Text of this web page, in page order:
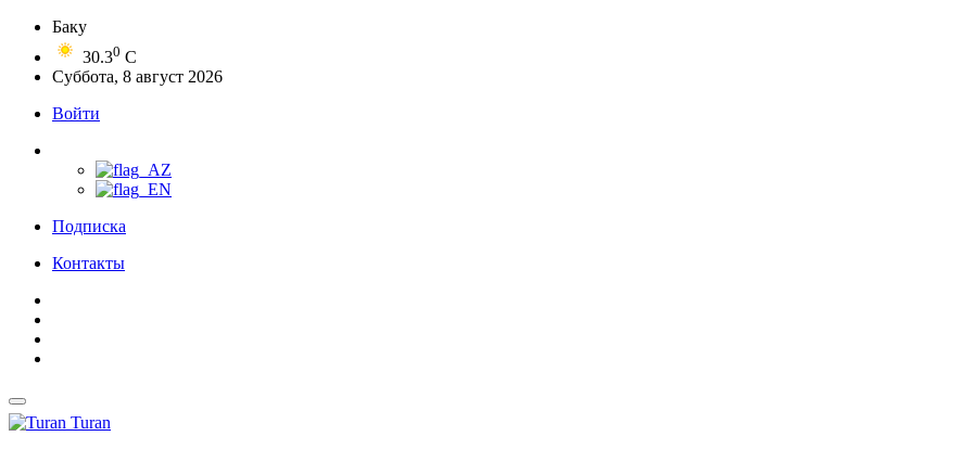
Баку
30.30 C
Суббота, 8 август 2026
Войти
Подписка
Контакты
Turan